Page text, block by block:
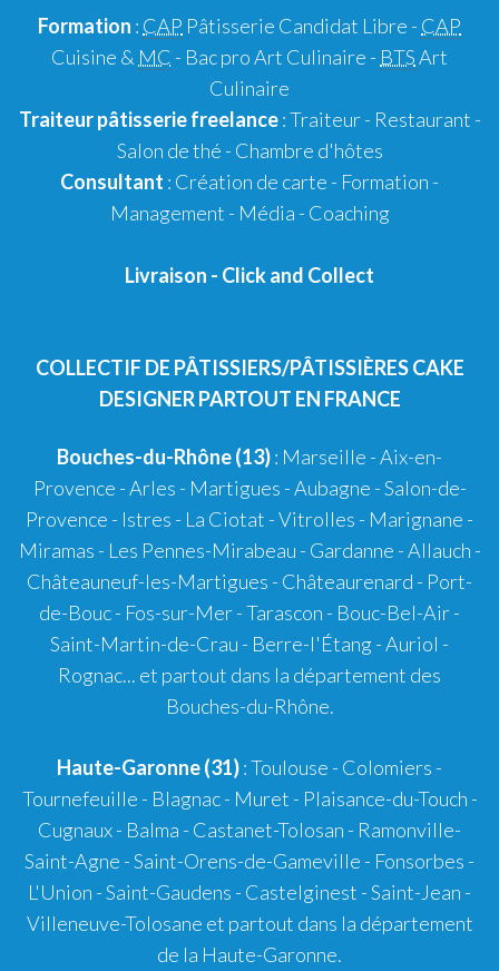
Formation : CAP Pâtisserie Candidat Libre - CAP
Cuisine & MC - Bac pro Art Culinaire - BTSArt
Culinaire
Traiteur pâtisseriefreelance:Traiteur- Restaurant -
Salon de thé - Chambre d'hôtes
Consultant : Création de carte - Formation -
Management - Média - Coaching
Livraison - Click and Collect
COLLECTIF DE PÂTISSIERS/PÂTISSIÈRES CAKE
DESIGNER PARTOUT EN FRANCE
Bouches-du-Rhône (13): Marseille -Aix-en-
Provence -Arles - Martigues -Aubagne -Salon-de-
Provence - Istres - La Ciotat -Vitrolles - Marignane -
Miramas - Les Pennes-Mirabeau - Gardanne -Allauch -
Châteauneuf-les-Martigues - Châteaurenard - Port-
de-Bouc- Fos-sur-Mer-Tarascon - Bouc-Bel-Air-
Saint-Martin-de-Crau - Berre-l'Étang -Auriol -
Rognac... et partout dans la département des
Bouches-du-Rhône.
Haute-Garonne (31):Toulouse - Colomiers -
Tournefeuille - Blagnac- Muret - Plaisance-du-Touch -
Cugnaux- Balma - Castanet-Tolosan - Ramonville-
Saint-Agne - Saint-Orens-de-Gameville - Fonsorbes -
L'Union - Saint-Gaudens - Castelginest - Saint-Jean -
Villeneuve-Tolosane et partout dans la département
de la Haute-Garonne.